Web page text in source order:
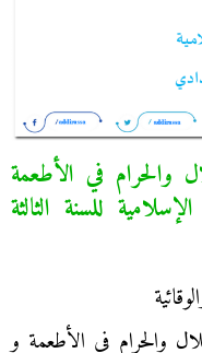
في الأطعمة
للسنة الثالثة
والحرام في الأطعمة و